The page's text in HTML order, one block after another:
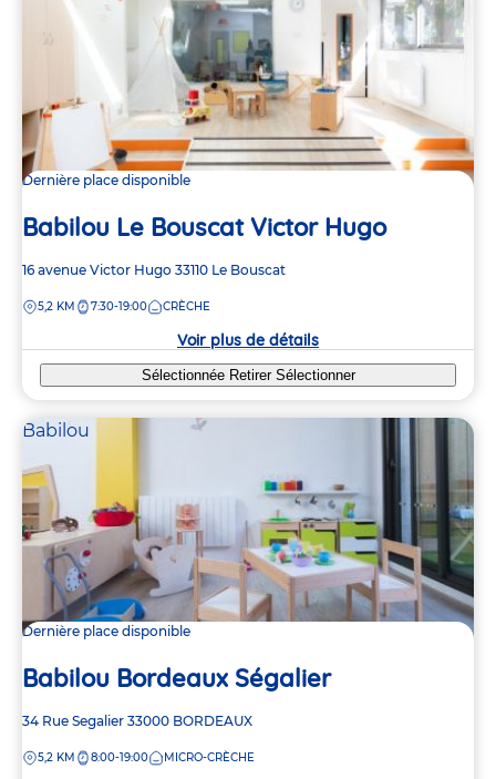
Dernière place disponible
Babilou Le Bouscat Victor Hugo
Adresse
la
16 avenue Victor Hugo 33110 Le Bouscat
DISTANCE
5,2 KM 7:30-19:00 CRÈCHE
Voir plus de détails
Sélectionnée Retirer Sélectionner
Babilou
Dernière place disponible
Babilou Bordeaux Ségalier
Adresse
la
34 Rue Segalier 33000 BORDEAUX
DISTANCE
5,2 KM 8:00-19:00 MICRO-CRÈCHE